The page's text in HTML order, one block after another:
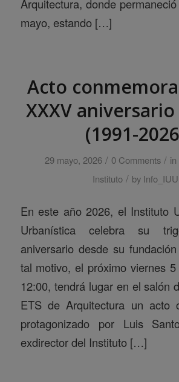
Arquitectura, donde
mayo, estando […]
Acto
XXXV
(1991-
29 mayo, 2026 / 0 Comments / in
Instituto / by Info_IUU
En este año 2026, el Instituto
Urbanística celebra su
aniversario desde su
tal motivo, el próximo viernes
12:00, tendrá lugar en el salón
ETS de Arquitectura un acto
protagonizado por Luis
exdirector del Instituto […]